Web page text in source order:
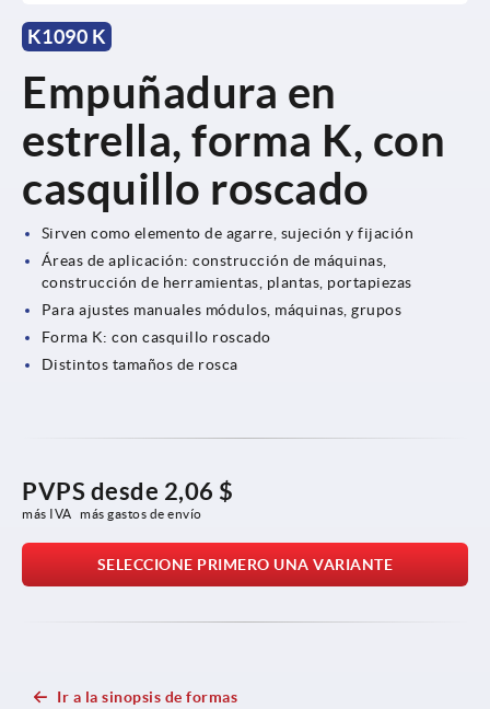
K1090 K
Empuñadura en
estrella, forma K, con
casquillo roscado
Sirven como elemento de agarre, sujeción y fijación
Áreas de aplicación: construcción de máquinas,
construcción de herramientas, plantas, portapiezas
Para ajustes manuales módulos, máquinas, grupos
Forma K: con casquillo roscado
Distintos tamaños de rosca
PVPS desde 2,06 $
más IVA más gastos de envío
SELECCIONE PRIMERO UNA VARIANTE
Ir a la sinopsis de formas